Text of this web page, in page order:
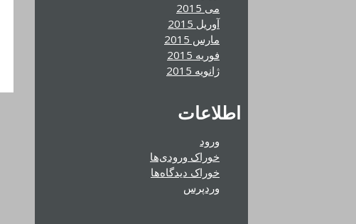
می 2015
آوریل 2015
مارس 2015
فوریه 2015
ژانویه 2015
اطلاعات
ورود
خوراک ورودی‌ها
خوراک دیدگاه‌ها
وردپرس